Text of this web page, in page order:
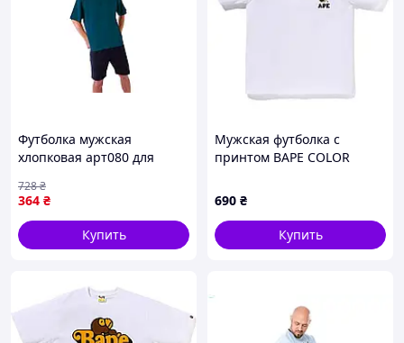
Футболка мужская
хлопковая арт080 для
комфортная морская волна
364 ₴
728₴
Купить
Мужская футболка с
принтом BAPE COLOR
Белый, XS
690 ₴
Купить